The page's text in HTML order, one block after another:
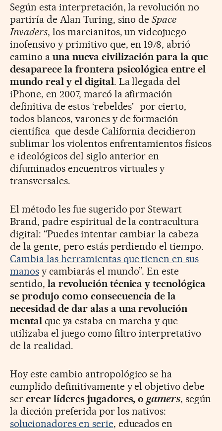
Según esta interpretación, la revolución no
partiría de Alan Turing, sino deSpace
Invaders, los marcianitos, un videojuego
inofensivo y primitivo que, en 1978, abrió
camino auna nueva civilización para la que
desaparece la frontera psicológica entre el
mundo real y el digital. La llegada del
iPhone, en 2007, marcó la afirmación
definitiva de estos ‘rebeldes' -por cierto,
todos blancos, varones y de formación
científica que desde California decidieron
sublimar los violentos enfrentamientos físicos
e ideológicos del siglo anterior en
difuminados encuentros virtuales y
transversales.
El método les fue sugerido por Stewart
Brand, padre espiritual de la contracultura
digital: “Puedes intentar cambiar la cabeza
de la gente, pero estás perdiendo el tiempo.
Cambia las herramientas que tienen en sus
manosy cambiarás el mundo”. En este
sentido, la revolución técnica y tecnológica
se produjo como consecuencia de la
necesidad de dar alas a una revolución
mental que ya estaba en marcha y que
utilizaba el juego como filtro interpretativo
de la realidad.
Hoy este cambio antropológico se ha
cumplido definitivamente y el objetivo debe
sercrear líderes jugadores, ogamers, según
la dicción preferida por los nativos:
solucionadores en serie, educados en